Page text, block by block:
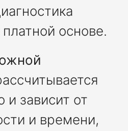
основе.
и зависит от
и времени,